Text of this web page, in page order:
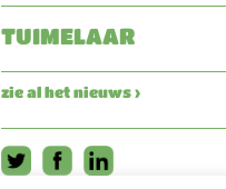
TUIMELAAR
zie al het nieuws ›